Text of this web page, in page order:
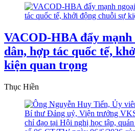
VACOD-HBA đẩy mạnh
dân, hợp tác quốc tế,
kiện quan trọng
Thục Hiền